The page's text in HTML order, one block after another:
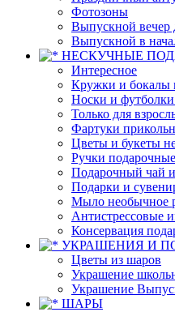
Фотозоны
Выпускной вечер
Выпускной в
НЕСКУЧНЫЕ
Интересное
Кружки и бокалы
Носки и
Только для
Фартуки
Цветы и букеты
Ручки
Подарочный чай и
Подарки и
Мыло необычное
Антистрессовые
Консервация
УКРАШЕНИЯ И
Цветы из шаров
Украшение
Украшение
ШАРЫ